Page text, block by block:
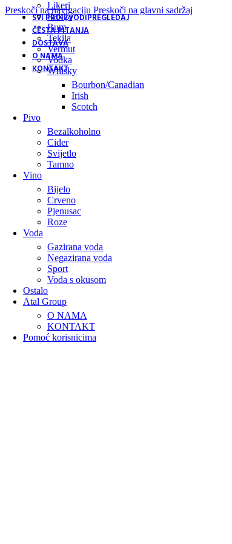
Preskoči na navigaciju Preskoči na glavni sadržaj
SVI PROIZVODIPREGLEDAJ
ČESTA PITANJA
DOSTAVA
O NAMA
KONTAKT
Likeri
Rakija
Rum
Tekila
Vermut
Vodka
Whisky
Bourbon/Canadian
Irish
Scotch
Pivo
Bezalkoholno
Cider
Svijetlo
Tamno
Vino
Bijelo
Crveno
Pjenusac
Roze
Voda
Gazirana voda
Negazirana voda
Sport
Voda s okusom
Ostalo
Atal Group
O NAMA
KONTAKT
Pomoć korisnicima